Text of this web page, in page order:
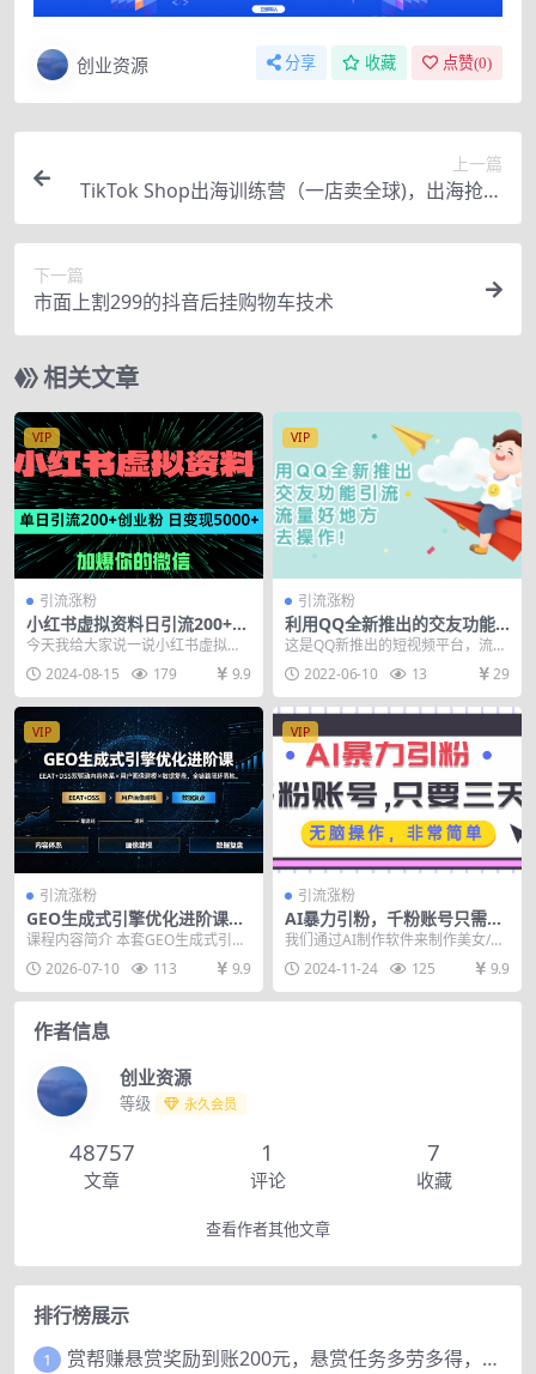
创业资源 分享 收藏 点赞(0)
上一篇
TikTok Shop出海训练营（一店卖全球)，出海抢占
全球新流量
下一篇
市面上割299的抖音后挂购物车技术
相关文章
VIP
引流涨粉
小红书虚拟资料日引流200+创
业粉，单日变现5000+
今天我给大家说一说小红书虚拟资
料引流创业粉，这简直就是创业路
上的一条捷径！小红书...
2024-08-15 179 9.9
VIP
引流涨粉
利用QQ全新推出的交友功能
引流，搞流量好地方，快去操
作！
这是QQ新推出的短视频平台，流量
非常巨大，属于前期阶段，流量红
利期，并且手机QQ...
2022-06-10 13 29
VIP
引流涨粉
GEO生成式引擎优化进阶课：
EEAT+DSS双驱动内容体系×用
路闭环落地
课程内容简介 本套GEO生成式引擎
优化进阶实战课共11节完整教学，
拆解GEO底层...
2026-07-10 113 9.9
VIP
引流涨粉
AI暴力引粉，千粉账号只需要
三天，无脑操作有手就行
我们通过AI制作软件来制作美女/帅
哥， 发到短视频APP来引粉， AI制
作出来的...
2024-11-24 125 9.9
作者信息
创业资源
等级 永久会员
48757
文章
1
评论
7
收藏
查看作者其他文章
排行榜展示
1 赏帮赚悬赏奖励到账200元，悬赏任务多劳多得，人人可做。